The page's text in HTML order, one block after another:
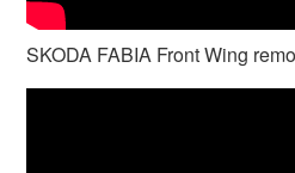
SKODA FABIA Front Wing